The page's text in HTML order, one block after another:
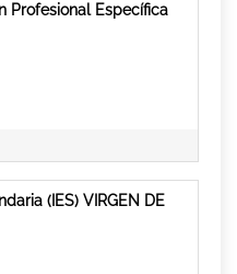
Profesional Específica
(IES) VIRGEN DE